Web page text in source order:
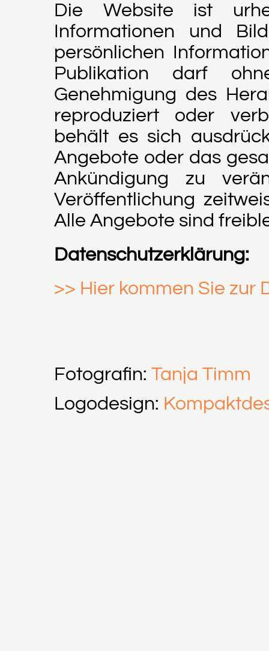
Die Website ist
Informationen und
persönlichen
Publikation darf
Genehmigung des
reproduziert oder
behält es sich
Angebote oder das
Ankündigung zu
Veröffentlichung
Alle Angebote sind
Datenschutzerklärung:
>> Hier kommen Sie zur
Fotografin: Tanja Timm
Logodesign: